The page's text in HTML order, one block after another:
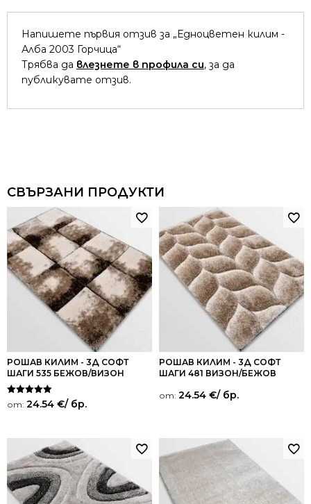
Напишете първия отзив за „Едноцветен килим -
Алба 2003 Горчица“
Трябва да влезнете в профила си, за да
публикувате отзив.
СВЪРЗАНИ ПРОДУКТИ
РОШАВ КИЛИМ - 3Д СОФТ
ШАГИ 535 БЕЖОВ/ВИЗОН
Оценено на
5.00
от: 24.54 €/ бр.
РОШАВ КИЛИМ - 3Д СОФТ
ШАГИ 481 ВИЗОН/БЕЖОВ
от: 24.54 €/ бр.